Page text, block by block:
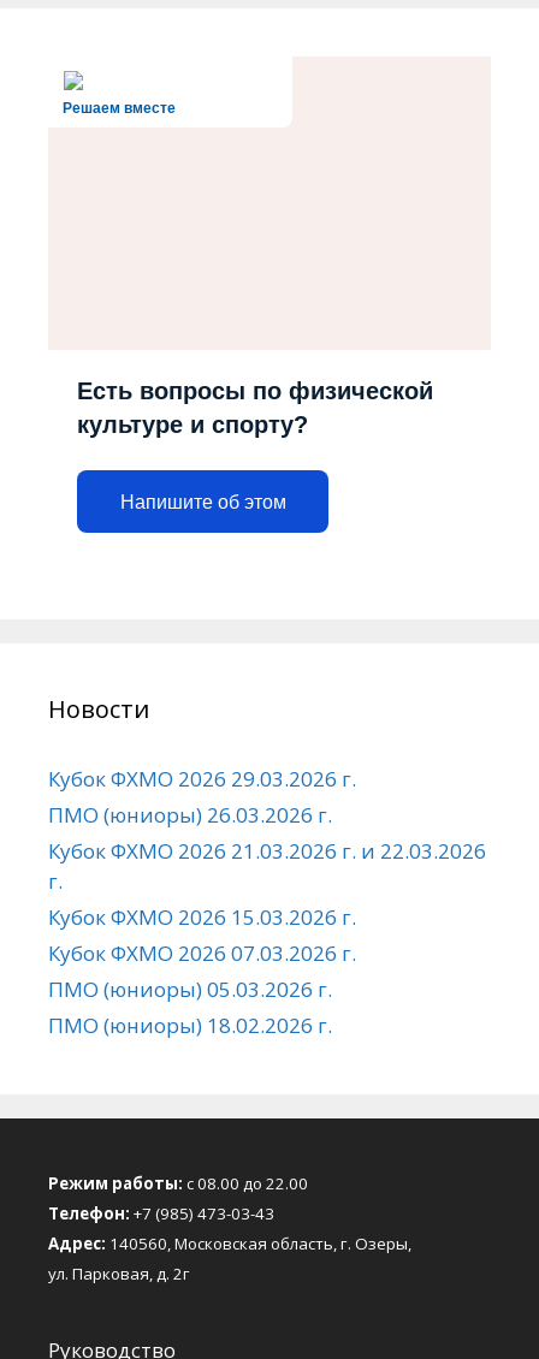
Решаем вместе
Есть вопросы по физической
культуре и спорту?
Напишите об этом
Новости
Кубок ФХМО 2026 29.03.2026 г.
ПМО (юниоры) 26.03.2026 г.
Кубок ФХМО 2026 21.03.2026 г. и 22.03.2026
г.
Кубок ФХМО 2026 15.03.2026 г.
Кубок ФХМО 2026 07.03.2026 г.
ПМО (юниоры) 05.03.2026 г.
ПМО (юниоры) 18.02.2026 г.
Режим работы: с 08.00 до 22.00
Телефон: +7 (985) 473-03-43
Адрес: 140560, Московская область, г. Озеры,
ул. Парковая, д. 2г
Руководство